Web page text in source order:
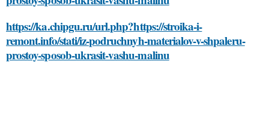
https://ka.chipgu.ru/url.php?https://stroika-i-
remont.info/stati/iz-podruchnyh-materialov-v-shpaleru-
prostoy-sposob-ukrasit-vashu-malinu